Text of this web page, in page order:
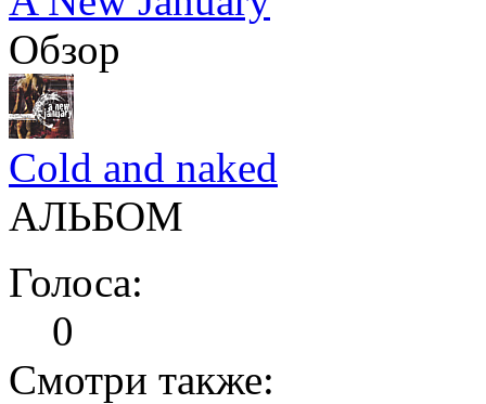
Обзор
Cold and naked
АЛЬБОМ
Голоса:
0
Смотри также: